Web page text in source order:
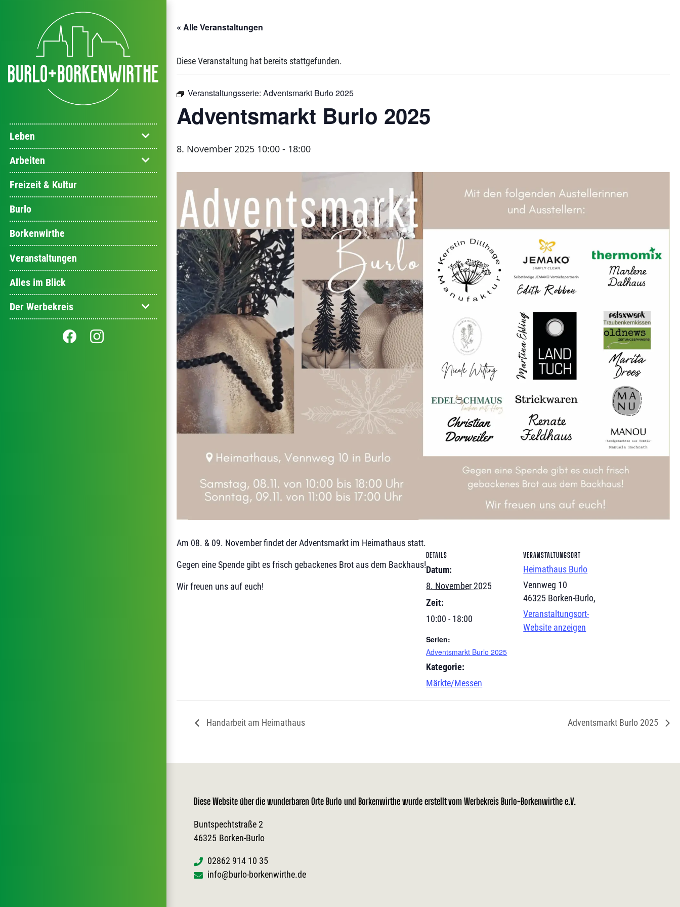
Leben
Arbeiten
Freizeit & Kultur
Burlo
Borkenwirthe
Veranstaltungen
Alles im Blick
Der Werbekreis
« Alle Veranstaltungen
Diese Veranstaltung hat bereits stattgefunden.
Veranstaltungsserie:Adventsmarkt Burlo 2025
Adventsmarkt Burlo 2025
8. November 2025 10:00 - 18:00
Am 08. & 09. November findet der Adventsmarkt im Heimathaus statt.
Gegen eine Spende gibt es frisch gebackenes Brot aus dem Backhaus!
Wir freuen uns auf euch!
DETAILS
Datum:
8. November 2025
Zeit:
10:00 - 18:00
Serien:
Adventsmarkt Burlo 2025
Kategorie:
Märkte/Messen
VERANSTALTUNGSORT
Heimathaus Burlo
Vennweg 10
46325 Borken-Burlo,
Veranstaltungsort-
Website anzeigen
Handarbeit am Heimathaus Adventsmarkt Burlo 2025
Diese Website über die wunderbaren Orte Burlo und Borkenwirthe wurde erstellt vom Werbekreis Burlo-Borkenwirthe e.V.
Buntspechtstraße 2
46325 Borken-Burlo
02862 914 10 35
info@burlo-borkenwirthe.de